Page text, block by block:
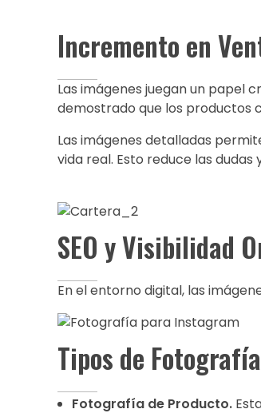
Incremento en
Las imágenes juegan un papel
demostrado que los productos
Las imágenes detalladas
vida real. Esto reduce las
SEO y Visibilidad
En el entorno digital, las
Tipos de
Fotografía de Producto.